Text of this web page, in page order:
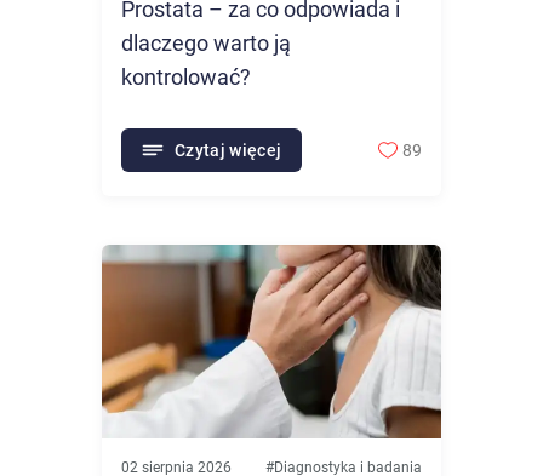
Prostata – za co odpowiada i
dlaczego warto ją
kontrolować?
Czytaj więcej 89
02 sierpnia 2026 #Diagnostyka i badania